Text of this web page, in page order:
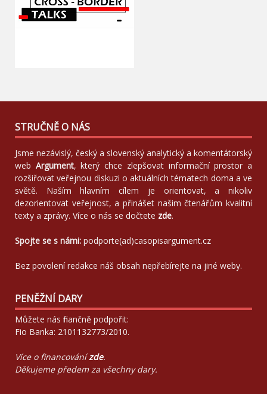
STRUČNĚ O NÁS
Jsme nezávislý, český a slovenský analytický a komentátorský
web Argument, který chce zlepšovat informační prostor a
rozšiřovat veřejnou diskuzi o aktuálních tématech doma a ve
světě. Naším hlavním cílem je orientovat, a nikoliv
dezorientovat veřejnost, a přinášet našim čtenářům kvalitní
texty a zprávy. Více o nás se dočtete zde.
Spojte se s námi: podporte(ad)casopisargument.cz
Bez povolení redakce náš obsah nepřebírejte na jiné weby.
PENĚŽNÍ DARY
Můžete nás finančně podpořit:
Fio Banka: 2101132773/2010.
Více o financovánízde.
Děkujeme předem za všechny dary.